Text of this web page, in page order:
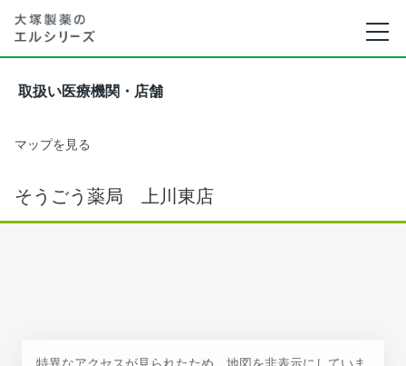
取扱い医療機関・店舗
マップを見る
そうごう薬局 上川東店
特異なアクセスが見られたため、地図を非表示にしていま